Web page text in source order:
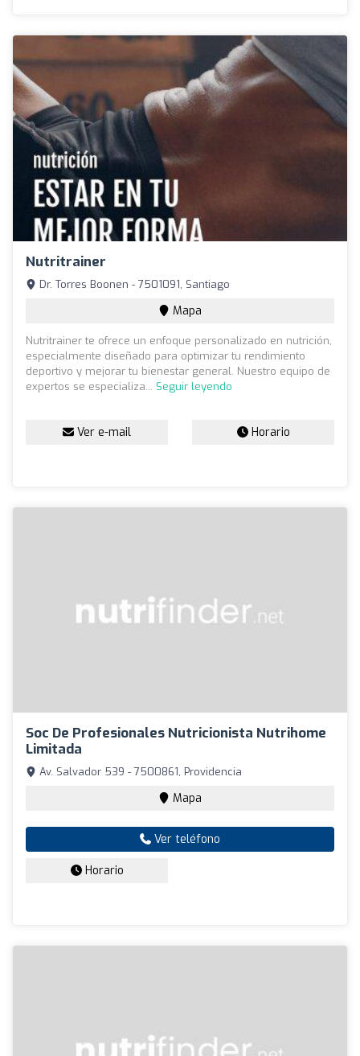
Nutritrainer
Dr. Torres Boonen - 7501091, Santiago
Mapa
Nutritrainer te ofrece un enfoque personalizado en nutrición,
especialmente diseñado para optimizar tu rendimiento
deportivo y mejorar tu bienestar general. Nuestro equipo de
expertos se especializa... Seguir leyendo
Ver e-mail Horario
Soc De Profesionales Nutricionista Nutrihome
Limitada
Av. Salvador 539 - 7500861, Providencia
Mapa
Ver teléfono
Horario